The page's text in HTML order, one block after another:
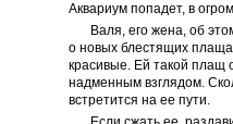
Аквариум попадет, в
Валя, его жена, об
о новых блестящих
красивые. Ей такой плащ
надменным взглядом.
встретится на ее пути.